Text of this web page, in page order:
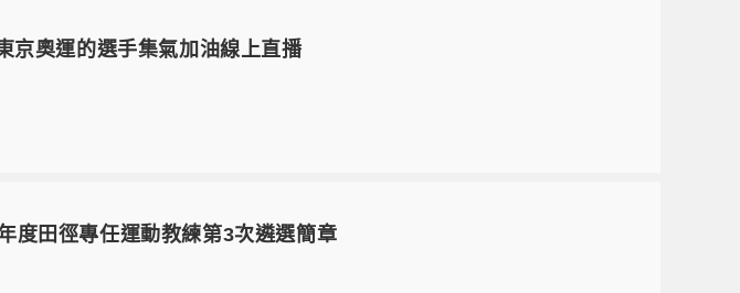
京奧運的選手集氣加油線上直播
度田徑專任運動教練第3次遴選簡章